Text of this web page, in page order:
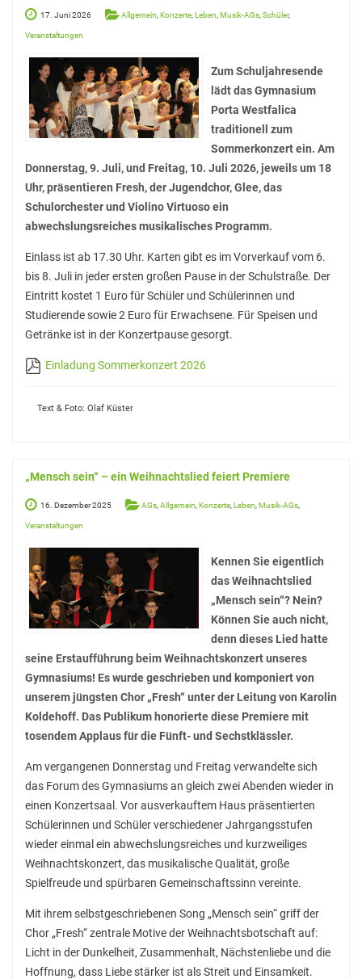
White Horse Theatre
Kammerchor
AGs
Musik
Theater
Schülerbibliothek
Umwelt
Projekte
Unser Schulhof
Musikpraxis
Fahrten
Exkursionen
Fahrten innerhalb Deutschlands
Fahrten ins englischsprachige Ausland
Fahrten nach Frankreich
Fahrten nach Italien
Fahrten nach Polen
Fahrten nach Israel
Auslandsaufenthalte
Ski-Freizeit
17. Juni 2026 Allgemein Konzerte Leben Musik-AGs Schüler,
Veranstaltungen
Zum Schuljahresende
lädt das Gymnasium
Porta Westfalica
traditionell zum
Sommerkonzert ein. Am
Donnerstag, 9. Juli, und Freitag, 10. Juli 2026, jeweils um 18
Uhr, präsentieren Fresh, der Jugendchor, Glee, das
Schulorchester und Violino Virtuoso ein
abwechslungsreiches musikalisches Programm.
Einlass ist ab 17.30 Uhr. Karten gibt es im Vorverkauf vom 6.
bis 8. Juli in jeder ersten großen Pause in der Schulstraße. Der
Eintritt kostet 1 Euro für Schüler und Schülerinnen und
Studierende sowie 2 Euro für Erwachsene. Für Speisen und
Getränke ist in der Konzertpause gesorgt.
Einladung Sommerkonzert 2026
Text & Foto: Olaf Küster
„Mensch sein“ – ein Weihnachtslied feiert Premiere
16. Dezember 2025 AGs Allgemein Konzerte Leben Musik-AGs
Veranstaltungen
Kennen Sie eigentlich
das Weihnachtslied
„Mensch sein“? Nein?
Können Sie auch nicht,
denn dieses Lied hatte
seine Erstaufführung beim Weihnachtskonzert unseres
Gymnasiums! Es wurde geschrieben und komponiert von
unserem jüngsten Chor „Fresh“ unter der Leitung von Karolin
Koldehoff. Das Publikum honorierte diese Premiere mit
tosendem Applaus für die Fünft- und Sechstklässler.
Am vergangenen Donnerstag und Freitag verwandelte sich
das Forum des Gymnasiums an gleich zwei Abenden wieder in
einen Konzertsaal. Vor ausverkauftem Haus präsentierten
Schülerinnen und Schüler verschiedener Jahrgangsstufen
wieder einmal ein abwechslungsreiches und kurzweiliges
Weihnachtskonzert, das musikalische Qualität, große
Spielfreude und spürbaren Gemeinschaftssinn vereinte.
Mit ihrem selbstgeschriebenen Song „Mensch sein“ griff der
Chor „Fresh“ zentrale Motive der Weihnachtsbotschaft auf:
Licht in der Dunkelheit, Zusammenhalt, Nächstenliebe und die
Hoffnung, dass Liebe stärker ist als Streit und Einsamkeit.